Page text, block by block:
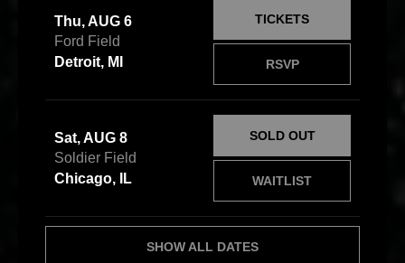
Thu, AUG 6
Ford Field
Detroit, MI
RSVP
TICKETS
Sat, AUG 8
Soldier Field
Chicago, IL
WAITLIST
SOLD OUT
SHOW ALL DATES